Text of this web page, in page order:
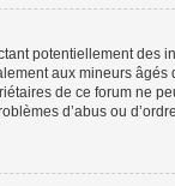
potentiellement des
aux mineurs
de ce forum ne
d’abus ou